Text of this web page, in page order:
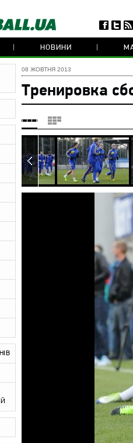
НОВИНИ
08 ЖОВТНЯ 2013
Тренировка